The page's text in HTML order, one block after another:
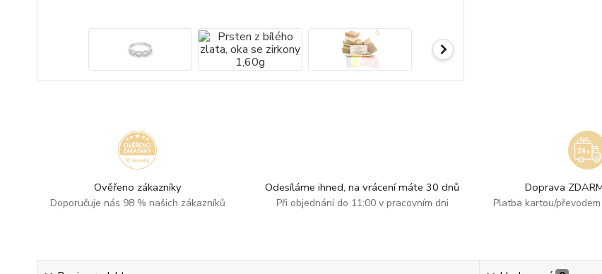
Ověřeno zákazníky
Doporučuje nás 98 % našich zákazníků
Odesíláme ihned, na vrácení máte 30 dnů
Při objednání do 11:00 v pracovním dni
Doprava
Platba kartou/